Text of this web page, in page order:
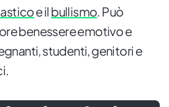
e il bullismo. Può
benessere emotivo e
studenti, genitori e